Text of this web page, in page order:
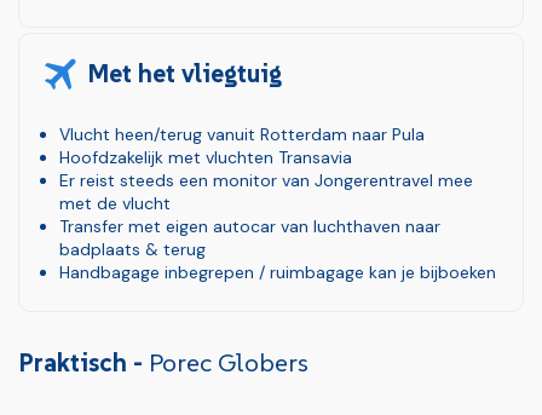
Met het vliegtuig
Vlucht heen/terug vanuit Rotterdam naar Pula
Hoofdzakelijk met vluchten Transavia
Er reist steeds een monitor van Jongerentravel mee
met de vlucht
Transfer met eigen autocar van luchthaven naar
badplaats & terug
Handbagage inbegrepen / ruimbagage kan je bijboeken
Praktisch - Porec Globers